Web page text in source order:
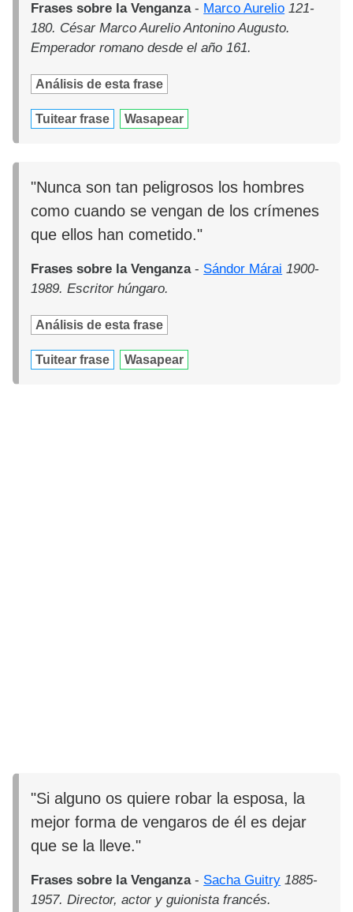
Frases sobre la Venganza- Marco Aurelio 121-
180. César Marco Aurelio Antonino Augusto.
Emperador romano desde el año 161.
Análisis de esta frase
Tuitear frase Wasapear
"Nunca son tan peligrosos los hombres
como cuando se vengan de los crímenes
que ellos han cometido."
Frases sobre la Venganza- Sándor Márai 1900-
1989. Escritor húngaro.
Análisis de esta frase
Tuitear frase Wasapear
"Si alguno os quiere robar la esposa, la
mejor forma de vengaros de él es dejar
que se la lleve."
Frases sobre la Venganza- Sacha Guitry 1885-
1957. Director, actor y guionista francés.